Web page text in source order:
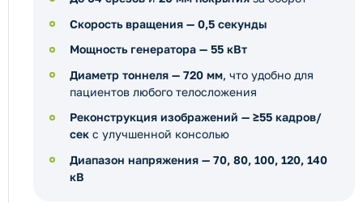
Скорость вращения — 0,5 секунды
Мощность генератора — 55 кВт
Диаметр тоннеля — 720 мм, что удобно для
пациентов любого телосложения
Реконструкция изображений — ≥55 кадров/
сек с улучшенной консолью
Диапазон напряжения — 70, 80, 100, 120, 140
кВ